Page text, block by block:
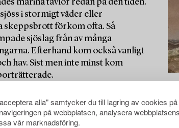
alla" samtycker du till lagring av cookies
på webbplatsen, analysera
vår marknadsföring.
marina tavlor redan på den tiden.
i stormigt väder eller
skeppsbrott förkom ofta. Så
sjöslag från av många
Efterhand kom också vanligt
hav. Sist men inte minst kom